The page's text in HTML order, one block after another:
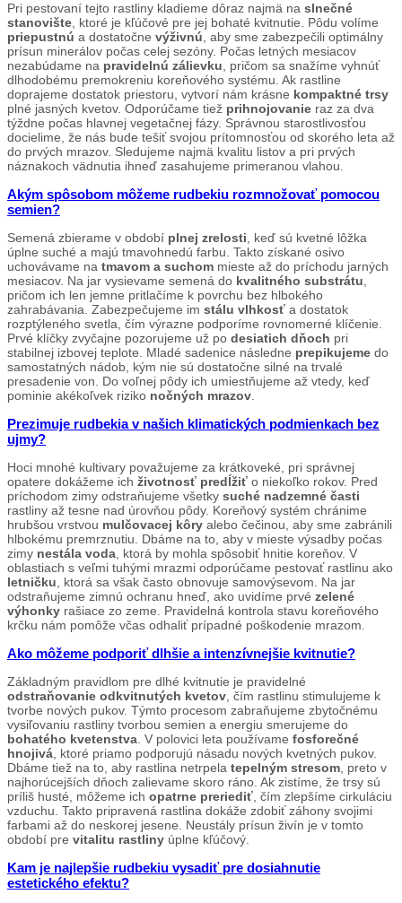
Pri pestovaní tejto rastliny kladieme dôraz najmä na slnečné
stanovište , ktoré je kľúčové pre jej bohaté kvitnutie. Pôdu volíme
priepustnú a dostatočne výživnú , aby sme zabezpečili optimálny
prísun minerálov počas celej sezóny. Počas letných mesiacov
nezabúdame na pravidelnú zálievku , pričom sa snažíme vyhnúť
dlhodobému premokreniu koreňového systému. Ak rastline
doprajeme dostatok priestoru, vytvorí nám krásne kompaktné trsy
plné jasných kvetov. Odporúčame tiež prihnojovanie raz za dva
týždne počas hlavnej vegetačnej fázy. Správnou starostlivosťou
docielime, že nás bude tešiť svojou prítomnosťou od skorého leta až
do prvých mrazov. Sledujeme najmä kvalitu listov a pri prvých
náznakoch vädnutia ihneď zasahujeme primeranou vlahou.
Akým spôsobom môžeme rudbekiu rozmnožovať pomocou
semien?
Semená zbierame v období plnej zrelosti , keď sú kvetné lôžka
úplne suché a majú tmavohnedú farbu. Takto získané osivo
uchovávame na tmavom a suchom mieste až do príchodu jarných
mesiacov. Na jar vysievame semená do kvalitného substrátu
pričom ich len jemne pritlačíme k povrchu bez hlbokého
zahrabávania. Zabezpečujeme im stálu vlhkosť a dostatok
rozptýleného svetla, čím výrazne podporíme rovnomerné klíčenie.
Prvé klíčky zvyčajne pozorujeme už po desiatich dňoch pri
stabilnej izbovej teplote. Mladé sadenice následne prepikujeme do
samostatných nádob, kým nie sú dostatočne silné na trvalé
presadenie von. Do voľnej pôdy ich umiestňujeme až vtedy, keď
pominie akékoľvek riziko nočných mrazov
Prezimuje rudbekia v našich klimatických podmienkach bez
ujmy?
Hoci mnohé kultivary považujeme za krátkoveké, pri správnej
opatere dokážeme ich životnosť predĺžiť o niekoľko rokov. Pred
príchodom zimy odstraňujeme všetky suché nadzemné časti
rastliny až tesne nad úrovňou pôdy. Koreňový systém chránime
hrubšou vrstvou mulčovacej kôry alebo čečinou, aby sme zabránili
hlbokému premrznutiu. Dbáme na to, aby v mieste výsadby počas
zimy nestála voda , ktorá by mohla spôsobiť hnitie koreňov. V
oblastiach s veľmi tuhými mrazmi odporúčame pestovať rastlinu ako
letničku , ktorá sa však často obnovuje samovýsevom. Na jar
odstraňujeme zimnú ochranu hneď, ako uvidíme prvé zelené
výhonky rašiace zo zeme. Pravidelná kontrola stavu koreňového
krčku nám pomôže včas odhaliť prípadné poškodenie mrazom.
Ako môžeme podporiť dlhšie a intenzívnejšie kvitnutie?
Základným pravidlom pre dlhé kvitnutie je pravidelné
odstraňovanie odkvitnutých kvetov , čím rastlinu stimulujeme k
tvorbe nových pukov. Týmto procesom zabraňujeme zbytočnému
vysiľovaniu rastliny tvorbou semien a energiu smerujeme do
bohatého kvetenstva . V polovici leta používame fosforečné
hnojivá , ktoré priamo podporujú násadu nových kvetných pukov.
Dbáme tiež na to, aby rastlina netrpela tepelným stresom , preto v
najhorúcejších dňoch zalievame skoro ráno. Ak zistíme, že trsy sú
príliš husté, môžeme ich opatrne preriediť , čím zlepšíme cirkuláciu
vzduchu. Takto pripravená rastlina dokáže zdobiť záhony svojimi
farbami až do neskorej jesene. Neustály prísun živín je v tomto
období pre vitalitu rastliny úplne kľúčový.
Kam je najlepšie rudbekiu vysadiť pre dosiahnutie
estetického efektu?